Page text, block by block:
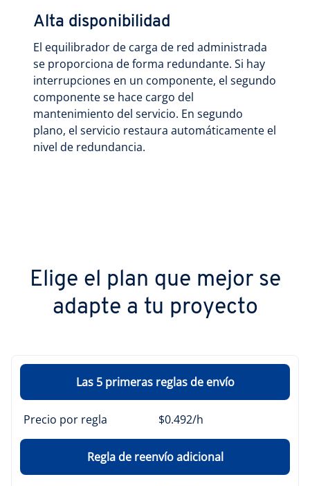
Alta disponibilidad
El equilibrador de carga de red administrada
se proporciona de forma redundante. Si hay
interrupciones en un componente, el segundo
componente se hace cargo del
mantenimiento del servicio. En segundo
plano, el servicio restaura automáticamente el
nivel de redundancia.
Elige el plan que mejor se
adapte a tu proyecto
Las 5 primeras reglas de envío
Precio por regla $0.492/h
Regla de reenvío adicional